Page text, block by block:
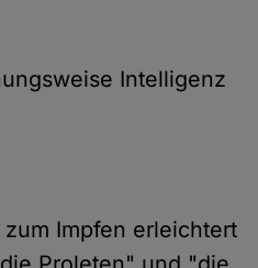
Intelligenz
Impfen erleichtert